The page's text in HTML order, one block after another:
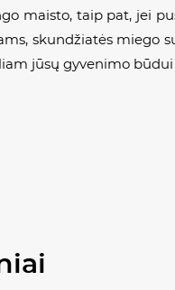
maisto, taip pat, jei
skundžiatės miego
jūsų gyvenimo